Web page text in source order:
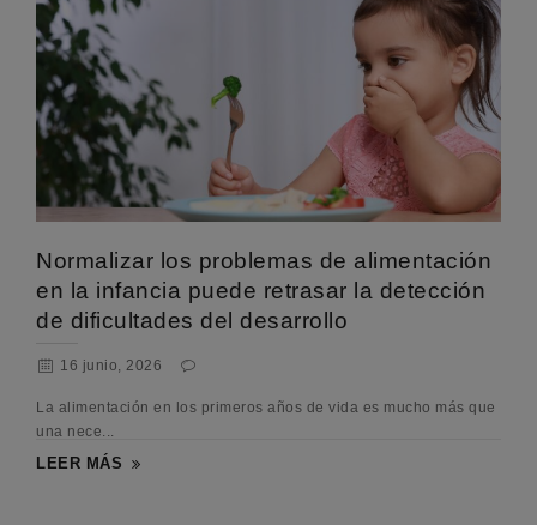
Normalizar los problemas de alimentación
en la infancia puede retrasar la detección
de dificultades del desarrollo
16 junio, 2026
La alimentación en los primeros años de vida es mucho más que
una nece...
LEER MÁS